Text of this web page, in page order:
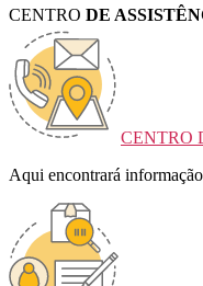
CENTRO DE
CENTRO
Aqui encontrará